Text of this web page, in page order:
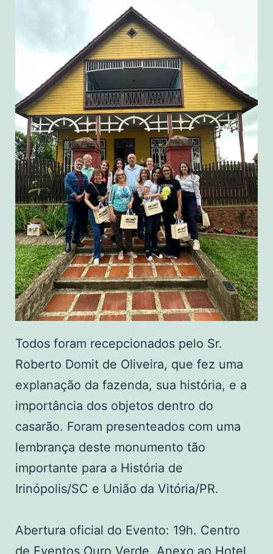
Todos foram recepcionados pelo Sr.
Roberto Domit de Oliveira, que fez uma
explanação da fazenda, sua história, e a
importância dos objetos dentro do
casarão. Foram presenteados com uma
lembrança deste monumento tão
importante para a História de
Irinópolis/SC e União da Vitória/PR.
Abertura oficial do Evento: 19h. Centro
de Eventos Ouro Verde. Anexo ao Hotel